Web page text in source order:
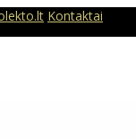
Kontaktai